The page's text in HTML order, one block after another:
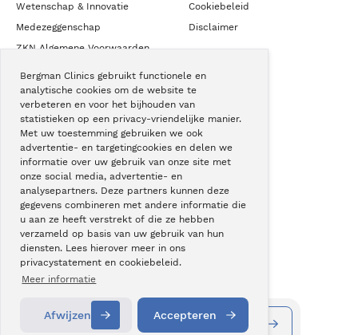
Bergman Clinics gebruikt functionele en
analytische cookies om de website te
verbeteren en voor het bijhouden van
statistieken op een privacy-vriendelijke manier.
Met uw toestemming gebruiken we ook
advertentie- en targetingcookies en delen we
informatie over uw gebruik van onze site met
onze social media, advertentie- en
analysepartners. Deze partners kunnen deze
gegevens combineren met andere informatie die
u aan ze heeft verstrekt of die ze hebben
verzameld op basis van uw gebruik van hun
diensten. Lees hierover meer in ons
privacystatement en cookiebeleid.
Meer informatie
Afwijzen Accepteren
Wetenschap & Innovatie
Medezeggenschap
ZKN Algemene Voorwaarden
Cookiebeleid
Disclaimer
NIEUWS & CONTACT
Nieuws
Blogs
Pressroom
Instagram
Facebook
LinkedIn
Copyright © Bergman Clinics 2026 KVK nummer: 30196373
Alle behandelingen